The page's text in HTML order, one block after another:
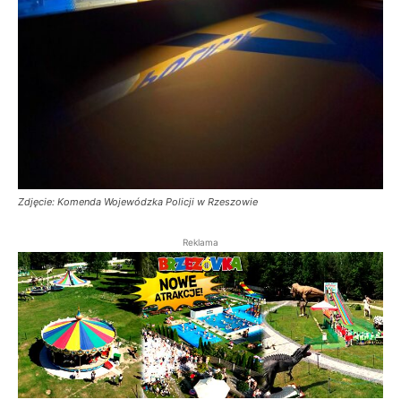
Zdjęcie: Komenda Wojewódzka Policji w Rzeszowie
Reklama